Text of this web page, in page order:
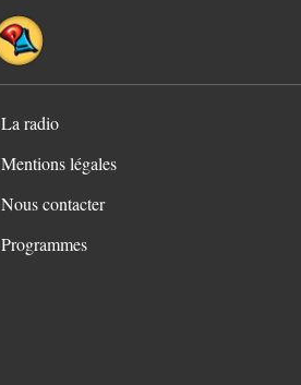
La radio
Mentions légales
Nous contacter
Programmes